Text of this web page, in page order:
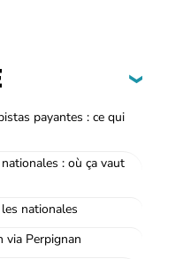
payantes : ce qui
: où ça vaut
nationales
via Perpignan